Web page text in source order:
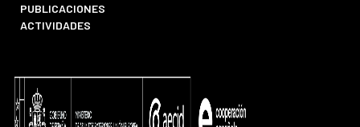
PUBLICACIONES
ACTIVIDADES